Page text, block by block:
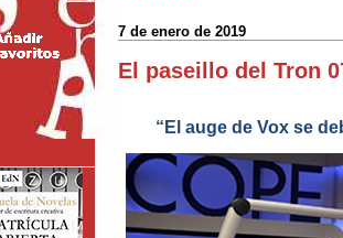
7 de enero de 2019
El paseillo del Tron
“El auge de Vox se